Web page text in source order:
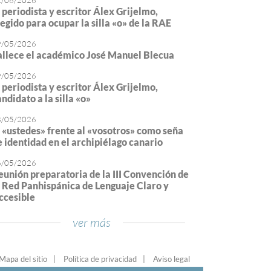
periodista y escritor Álex Grijelmo,
para ocupar la silla «o» de la RAE
05/2026
el académico José Manuel Blecua
05/2026
periodista y escritor Álex Grijelmo,
a la silla «o»
05/2026
«ustedes» frente al «vosotros» como seña
identidad en el archipiélago canario
05/2026
preparatoria de la III Convención de
Red Panhispánica de Lenguaje Claro y
ver más
Mapa del sitio Política de privacidad Aviso legal